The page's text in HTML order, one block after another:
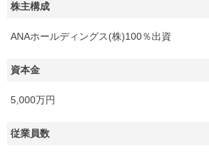
株主構成
ANAホールディングス(株)100％出資
資本金
5,000万円
従業員数